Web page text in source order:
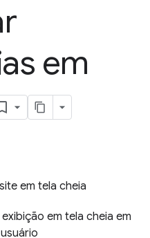
em
em tela cheia
em tela cheia em